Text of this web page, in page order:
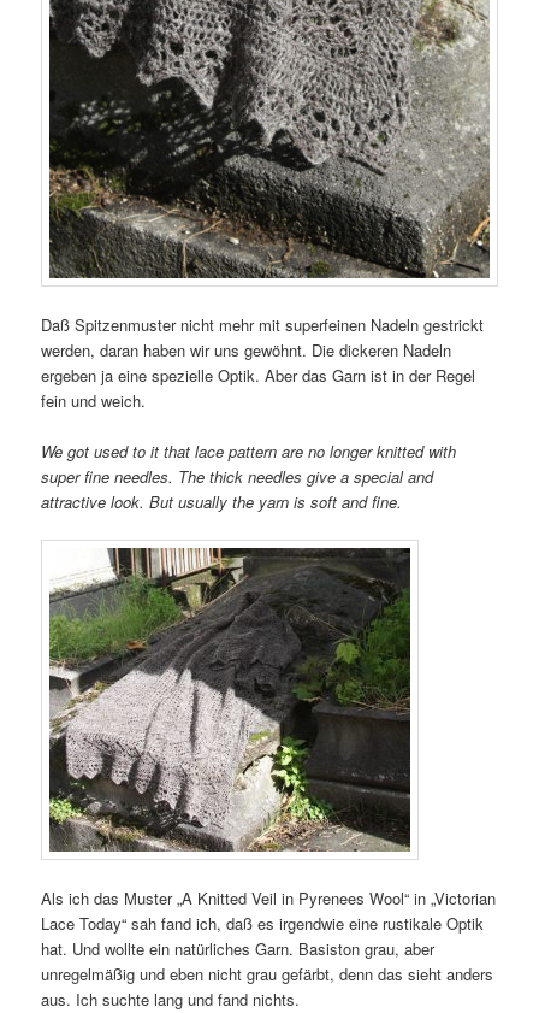
Daß Spitzenmuster nicht mehr mit superfeinen Nadeln gestrickt
werden, daran haben wir uns gewöhnt. Die dickeren Nadeln
ergeben ja eine spezielle Optik. Aber das Garn ist in der Regel
fein und weich.
We got used to it that lace pattern are no longer knitted with
super fine needles. The thick needles give a special and
attractive look. But usually the yarn is soft and fine.
Als ich das Muster „A Knitted Veil in Pyrenees Wool“ in „Victorian
Lace Today“ sah fand ich, daß es irgendwie eine rustikale Optik
hat. Und wollte ein natürliches Garn. Basiston grau, aber
unregelmäßig und eben nicht grau gefärbt, denn das sieht anders
aus. Ich suchte lang und fand nichts.